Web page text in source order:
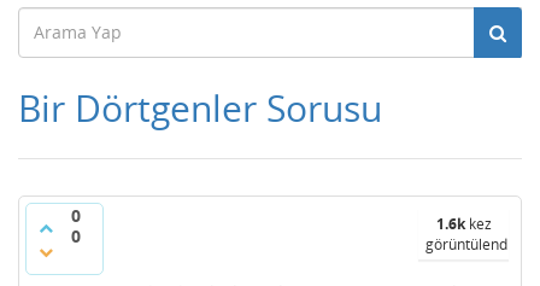
Bir Dörtgenler Sorusu
0
0
1.6kkez
görüntülendi